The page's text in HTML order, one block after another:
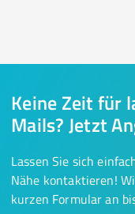
Keine Zeit für
Mails? Jetzt
Lassen Sie sich
Nähe kontaktieren!
kurzen Formular an